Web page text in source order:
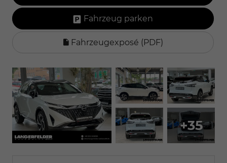
Fahrzeug parken
Fahrzeugexposé (PDF)
+35